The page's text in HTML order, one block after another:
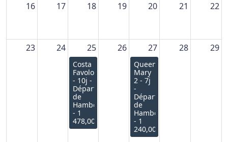
16 17 18 19 20 21 22
23 24 25
Costa
Favolosa
- 10j -
Départ
de
Hambourg
- 1
478,00€
26 27
Queen
Mary
2 - 7j
-
Départ
de
Hambourg
- 1
240,00€
28 29